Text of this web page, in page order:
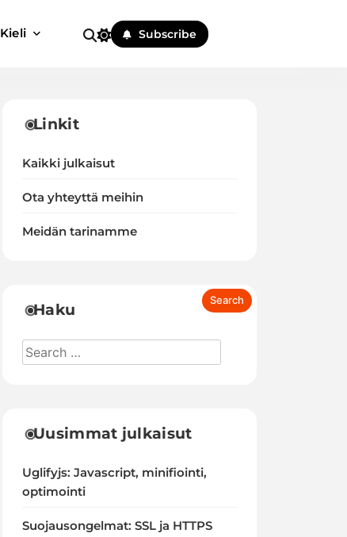
Kieli Subscribe
Linkit
Kaikki julkaisut
Ota yhteyttä meihin
Meidän tarinamme
Haku
Uusimmat julkaisut
Uglifyjs: Javascript, minifiointi,
optimointi
Suojausongelmat: SSL ja HTTPS